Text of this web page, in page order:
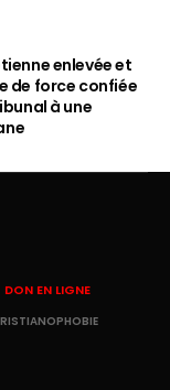
enlevée et
de force confiée
à une
DON EN LIGNE